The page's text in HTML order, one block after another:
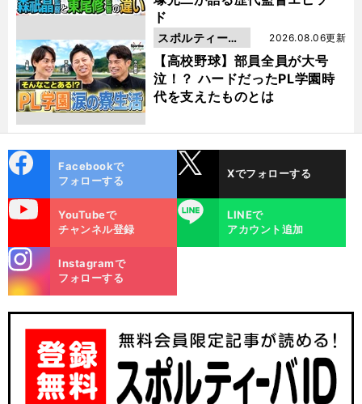
ド
【高校野球】部員全員が大号
泣！？ ハードだったPL学園時
代を支えたものとは
2026.08.06更新
スポルティーバ
動画
ok
Facebookで
フォローする
Xでフォローする
YouTubeで
チャンネル登録
LINE
LINEで
アカウント追加
m
Instagramで
フォローする